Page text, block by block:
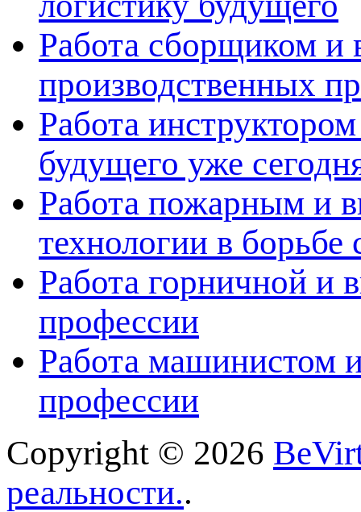
Работа сборщиком и
производственных
Работа
будущего уже
Работа пожарным и
технологии в борьбе
Работа горничной и
профессии
Работа машинистом
профессии
Copyright © 2026
реальности..